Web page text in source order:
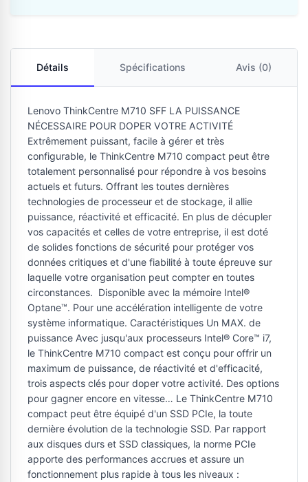
Détails Spécifications Avis (0)
Lenovo ThinkCentre M710 SFF LA PUISSANCE
NÉCESSAIRE POUR DOPER VOTRE ACTIVITÉ
Extrêmement puissant, facile à gérer et très
configurable, le ThinkCentre M710 compact peut être
totalement personnalisé pour répondre à vos besoins
actuels et futurs. Offrant les toutes dernières
technologies de processeur et de stockage, il allie
puissance, réactivité et efficacité. En plus de décupler
vos capacités et celles de votre entreprise, il est doté
de solides fonctions de sécurité pour protéger vos
données critiques et d'une fiabilité à toute épreuve sur
laquelle votre organisation peut compter en toutes
circonstances. ​ Disponible avec la mémoire Intel®
Optane™. Pour une accélération intelligente de votre
système informatique. Caractéristiques Un MAX. de
puissance Avec jusqu'aux processeurs Intel® Core™ i7,
le ThinkCentre M710 compact est conçu pour offrir un
maximum de puissance, de réactivité et d'efficacité,
trois aspects clés pour doper votre activité. Des options
pour gagner encore en vitesse… Le ThinkCentre M710
compact peut être équipé d'un SSD PCIe, la toute
dernière évolution de la technologie SSD. Par rapport
aux disques durs et SSD classiques, la norme PCIe
apporte des performances accrues et assure un
fonctionnement plus rapide à tous les niveaux :